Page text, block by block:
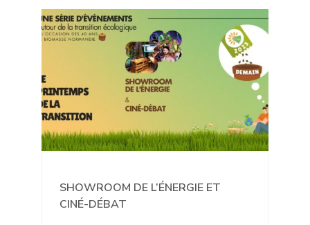
SHOWROOM DE L’ÉNERGIE ET
CINÉ-DÉBAT